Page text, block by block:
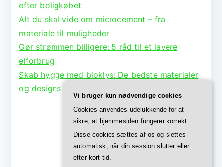
efter boligkøbet
Alt du skal vide om microcement – fra
materiale til muligheder
Gør strømmen billigere: 5 råd til et lavere
elforbrug
Skab hygge med bloklys: De bedste materialer
og designs til lysestager
Vi bruger kun nødvendige cookies
Cookies anvendes udelukkende for at
sikre, at hjemmesiden fungerer korrekt.
Disse cookies sættes af os og slettes
automatisk, når din session slutter eller
efter kort tid.